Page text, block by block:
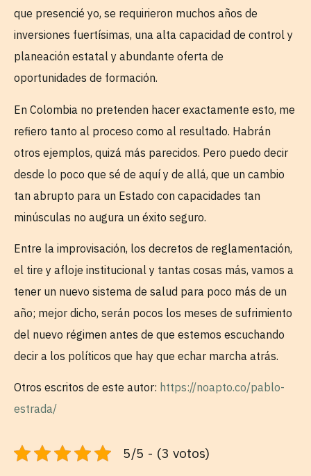
que presencié yo, se requirieron muchos años de
inversiones fuertísimas, una alta capacidad de control y
planeación estatal y abundante oferta de
oportunidades de formación.
En Colombia no pretenden hacer exactamente esto, me
refiero tanto al proceso como al resultado. Habrán
otros ejemplos, quizá más parecidos. Pero puedo decir
desde lo poco que sé de aquí y de allá, que un cambio
tan abrupto para un Estado con capacidades tan
minúsculas no augura un éxito seguro.
Entre la improvisación, los decretos de reglamentación,
el tire y afloje institucional y tantas cosas más, vamos a
tener un nuevo sistema de salud para poco más de un
año; mejor dicho, serán pocos los meses de sufrimiento
del nuevo régimen antes de que estemos escuchando
decir a los políticos que hay que echar marcha atrás.
Otros escritos de este autor: https://noapto.co/pablo-
estrada/
5/5 - (3 votos)